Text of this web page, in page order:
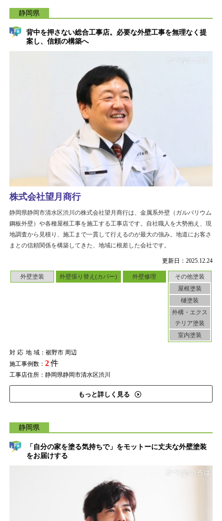
静岡県
背中を押さない総合工事店。必要な外壁工事を無理なく提
案し、信頼の構築へ
更新日：2025.12.24
外壁塗装 外壁張り替え(カバー) 外壁修理
その他塗装
屋根塗装
樋塗装
外構・エクス
テリア塗装
室内塗装
対応地域：裾野市 周辺
施工事例数： 2件
工事店住所：静岡県静岡市清水区渋川
もっと詳しく見る
株式会社望月商行
静岡県静岡市清水区渋川の株式会社望月商行は、金属系外壁（ガルバリウム
鋼板外壁）や各種屋根工事を施工する工事店です。自社職人を大勢抱え、現
地調査から見積り、施工まで一貫して行えるのが最大の強み。地道にお客さ
まとの信頼関係を構築してきた、地域に根差した会社です。
静岡県
「自分の家を塗る気持ちで」をモットーに丈夫な外壁塗装
をお届けする